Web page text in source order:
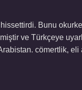
Bunu
ve Türkçeye
cömertlik, eli